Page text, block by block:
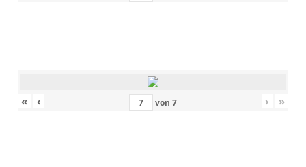
« ‹ von 7 › »